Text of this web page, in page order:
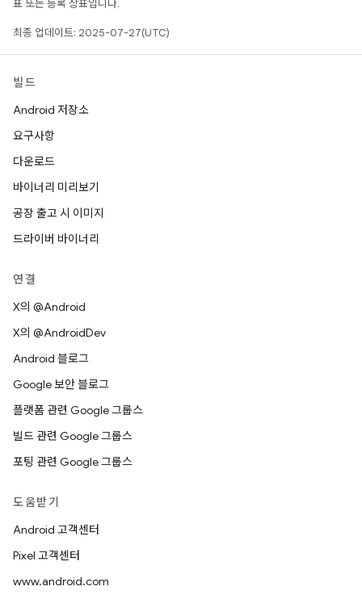
표 또는 등록 상표입니다.
최종 업데이트: 2025-07-27(UTC)
빌드
Android 저장소
요구사항
다운로드
바이너리 미리보기
공장 출고 시 이미지
드라이버 바이너리
연결
X의 @Android
X의 @AndroidDev
Android 블로그
Google 보안 블로그
플랫폼 관련 Google 그룹스
빌드 관련 Google 그룹스
포팅 관련 Google 그룹스
도움받기
Android 고객센터
Pixel 고객센터
www.android.com